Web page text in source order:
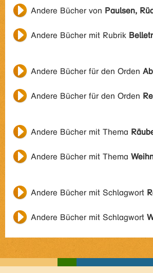
Andere Bücher von Paulsen,
Andere Bücher mit Rubrik
Andere Bücher für den Orden
Andere Bücher für den Orden
Andere Bücher mit Thema
Andere Bücher mit Thema
Andere Bücher mit Schlagwort
Andere Bücher mit Schlagwort